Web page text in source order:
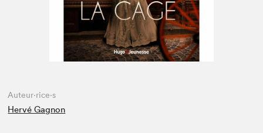
Auteur·rice·s
Hervé Gagnon